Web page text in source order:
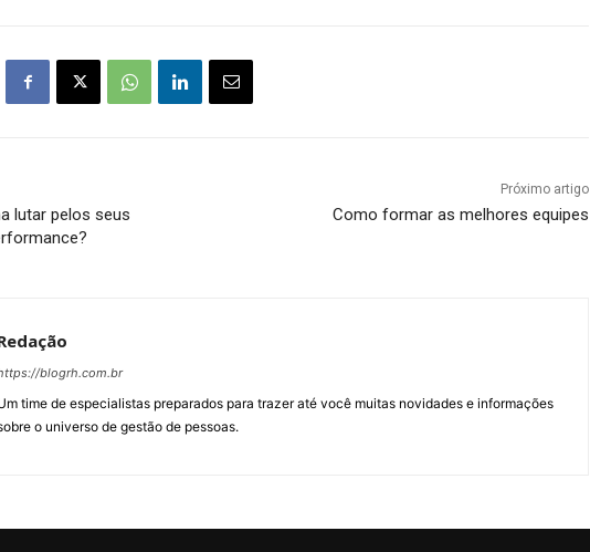
lutar pelos seus
Próximo artigo
Como formar as melhores equipes
blogrh.com.br
time de especialistas preparados para trazer até você muitas novidades e informações
o universo de gestão de pessoas.